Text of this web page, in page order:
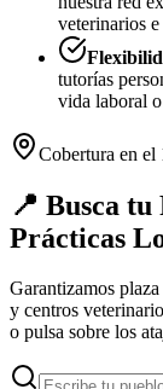
veterinarios
tutorías
vida laboral
Cobertura en el
📍 Busca
Prácticas
Garantizamos
y centros
o pulsa sobre los